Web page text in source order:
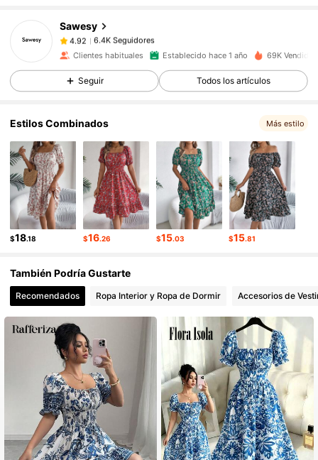
Sawesy
4.92
6.4K Seguidores
5***8seguidoHace 1 día
4.92
6.4K Seguidores
4.92 6.4K Seguidores
4.92 6.4K Seguidores
6.4K Seguidores
6.4K Seguidores
Clientes habituales Establecido hace 1 año 69K Vendido
Seguir Todos los artículos
Estilos Combinados Más estilo
$18.18 $16.26 $15.03 $15.81
También Podría Gustarte
Recomendados Ropa Interior y Ropa de Dormir Accesorios de